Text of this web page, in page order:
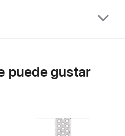
puede gustar